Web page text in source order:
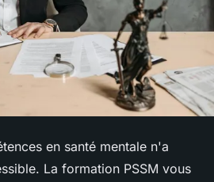
en santé mentale n'a
La formation PSSM vous